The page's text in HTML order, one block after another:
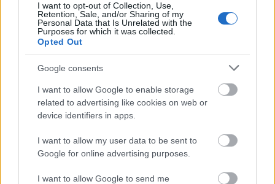
I want to opt-out of Collection, Use,
Retention, Sale, and/or Sharing of my
Personal Data that Is Unrelated with the
Purposes for which it was collected.
Opted Out
Google consents
I want to allow Google to enable storage
related to advertising like cookies on web or
device identifiers in apps.
I want to allow my user data to be sent to
Google for online advertising purposes.
I want to allow Google to send me